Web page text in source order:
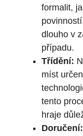
formalit,
dlouho v
případu.
Třídění:
míst
tento
hraje
Doručení: